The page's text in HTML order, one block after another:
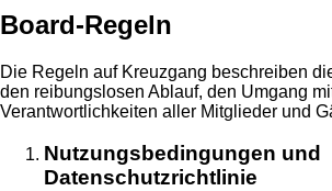
Board-Regeln
Die Regeln auf Kreuzgang beschreiben
den reibungslosen Ablauf, den Umgang
Verantwortlichkeiten aller Mitglieder und
Nutzungsbedingungen und
Datenschutzrichtlinie